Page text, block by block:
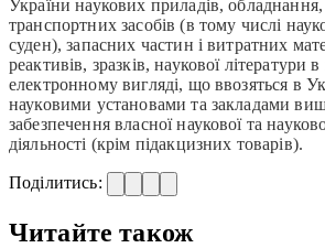
України наукових приладів, обладнання,
транспортних засобів (в тому числі
суден), запасних частин і витратних
реактивів, зразків, наукової літератури
електронному вигляді, що ввозяться в
науковими установами та закладами
забезпечення власної наукової та
діяльності (крім підакцизних товарів).
Поділитись:
Читайте також